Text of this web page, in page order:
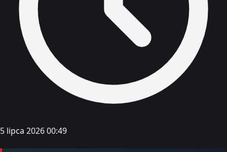
5 lipca 2026 00:49